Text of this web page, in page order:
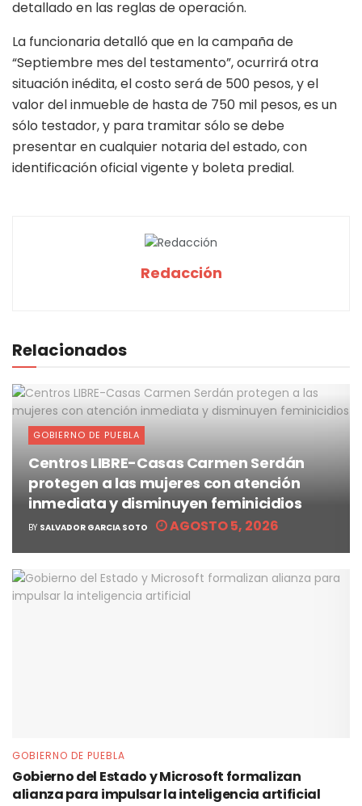
detallado en las reglas de operación.
La funcionaria detalló que en la campaña de
“Septiembre mes del testamento”, ocurrirá otra
situación inédita, el costo será de 500 pesos, y el
valor del inmueble de hasta de 750 mil pesos, es un
sólo testador, y para tramitar sólo se debe
presentar en cualquier notaria del estado, con
identificación oficial vigente y boleta predial.
Redacción
Relacionados
GOBIERNO DE PUEBLA
Centros LIBRE-Casas Carmen Serdán
protegen a las mujeres con atención
inmediata y disminuyen feminicidios
BY SALVADOR GARCIA SOTO AGOSTO 5, 2026
GOBIERNO DE PUEBLA
Gobierno del Estado y Microsoft formalizan
alianza para impulsar la inteligencia artificial